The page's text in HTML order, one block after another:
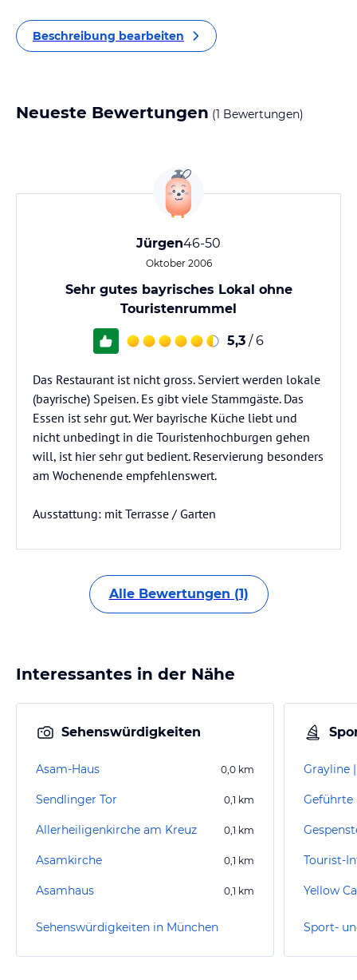
Beschreibung bearbeiten
Neueste Bewertungen (1 Bewertungen)
Jürgen46-50
Oktober 2006
Sehr gutes bayrisches Lokal ohne
Touristenrummel
5,3 / 6
Das Restaurant ist nicht gross. Serviert werden lokale
(bayrische) Speisen. Es gibt viele Stammgäste. Das
Essen ist sehr gut. Wer bayrische Küche liebt und
nicht unbedingt in die Touristenhochburgen gehen
will, ist hier sehr gut bedient. Reservierung besonders
am Wochenende empfehlenswert.
Ausstattung: mit Terrasse / Garten
Alle Bewertungen (1)
Interessantes in der Nähe
Sehenswürdigkeiten
Asam-Haus 0,0 km
Sendlinger Tor 0,1 km
Allerheiligenkirche am Kreuz 0,1 km
Asamkirche 0,1 km
Asamhaus 0,1 km
Sehenswürdigkeiten in München